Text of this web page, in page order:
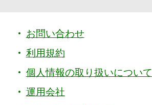
お問い合わせ
利用規約
個人情報の取り扱いについて
運用会社